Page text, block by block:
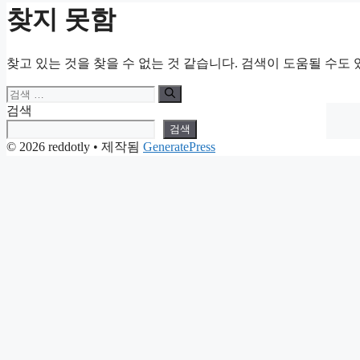
찾지 못함
찾고 있는 것을 찾을 수 없는 것 같습니다. 검색이 도움될 수도
검
색:
검색
검색
© 2026 reddotly • 제작됨 GeneratePress